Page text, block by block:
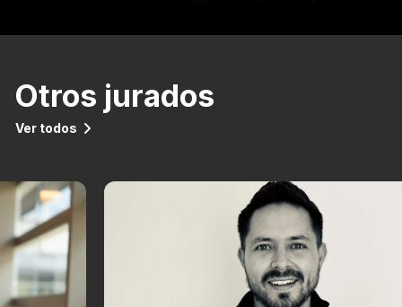
Otros jurados
Ver todos